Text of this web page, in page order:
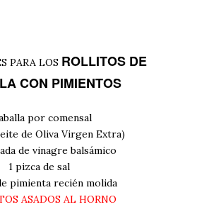
PARA LOS ROLLITOS DE
CON PIMIENTOS
por comensal
de Oliva Virgen Extra)
de vinagre balsámico
1 pizca de sal
pimienta recién molida
ASADOS AL HORNO